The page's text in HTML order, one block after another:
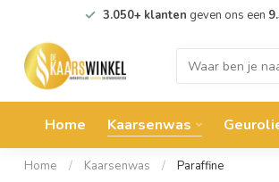
3.050+ klanten geven ons een
Home Kaarsenwas
Home / Kaarsenwas / Paraffine